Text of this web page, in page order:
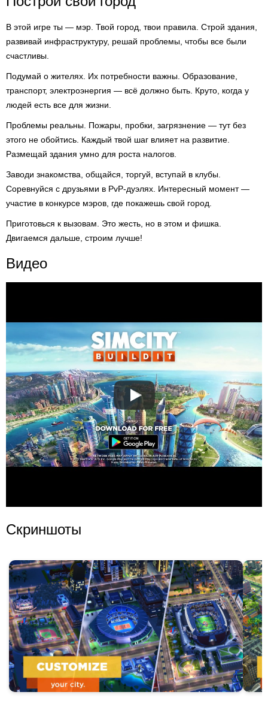
В этой игре ты — мэр. Твой город, твои правила. Строй здания,
развивай инфраструктуру, решай проблемы, чтобы все были
счастливы.
Подумай о жителях. Их потребности важны. Образование,
транспорт, электроэнергия — всё должно быть. Круто, когда у
людей есть все для жизни.
Проблемы реальны. Пожары, пробки, загрязнение — тут без
этого не обойтись. Каждый твой шаг влияет на развитие.
Размещай здания умно для роста налогов.
Заводи знакомства, общайся, торгуй, вступай в клубы.
Соревнуйся с друзьями в PvP-дуэлях. Интересный момент —
участие в конкурсе мэров, где покажешь свой город.
Приготовься к вызовам. Это жесть, но в этом и фишка.
Двигаемся дальше, строим лучше!
Видео
Скриншоты